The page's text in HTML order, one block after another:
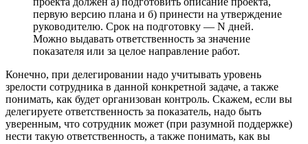
первую версию плана и б) принести на утверждение
руководителю. Срок на подготовку — N дней.
Можно выдавать ответственность за значение
показателя или за целое направление работ.
Конечно, при делегировании надо учитывать уровень
зрелости сотрудника в данной конкретной задаче, а также
понимать, как будет организован контроль. Скажем, если вы
делегируете ответственность за показатель, надо быть
уверенным, что сотрудник может (при разумной поддержке)
нести такую ответственность, а также понимать, как вы